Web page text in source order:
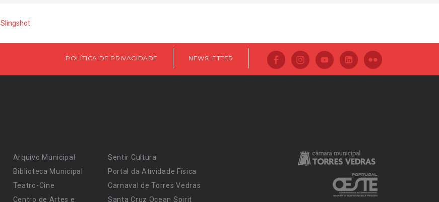
Slingshot
POLÍTICA DE PRIVACIDADE NEWSLETTER
Arquivo Municipal
Biblioteca Municipal
Teatro-Cine
Centro de Artes e
Sentir Cultura
Portal da Atividade Física
Carnaval de Torres Vedras
Santa Cruz Ocean Spirit